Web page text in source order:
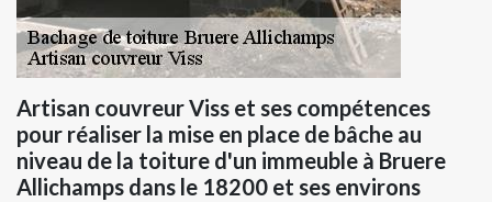
Artisan couvreur Viss et ses compétences
pour réaliser la mise en place de bâche au
niveau de la toiture d'un immeuble à Bruere
Allichamps dans le 18200 et ses environs